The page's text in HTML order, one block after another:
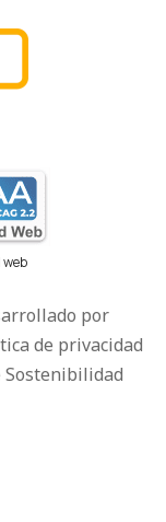
por
de privacidad